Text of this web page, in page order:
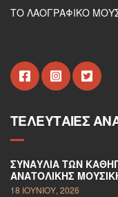
ΤΟ ΛΑΟΓΡΑΦΙΚΟ
ΤΕΛΕΥΤΑΊΕΣ
ΣΥΝΑΥΛΊΑ ΤΩΝ
ΑΝΑΤΟΛΙΚΉΣ
18 ΙΟΥΝΊΟΥ, 2026